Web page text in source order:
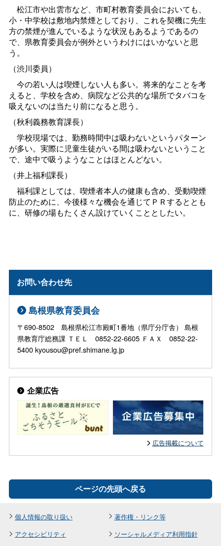
松江市や出雲市など、市町村教育委員会においても、
小・中学校は敷地内禁煙としており、これを契機に先生
方の禁煙が進んでいるような状況もあるようであるの
で、県教育委員会が例外というわけにはいかないと思
う。
（渋川委員）
今の若い人は喫煙しない人も多い。将来的なことを考
えると、学校を含め、病院など公共的な場所でタバコを
吸えないのは当たり前になると思う。
（秋利義務教育課長）
学校現場では、勤務時間中は吸わないというパターン
が多い。実際に児童生徒がいる間は吸わないということ
で、途中で吸うようなことはほとんどない。
（井上福利課長）
福利課としては、喫煙者本人の健康も含め、受動喫煙
防止のために、今後様々な機会を通じてＰＲするととも
に、研修の場もたくさん設けていくこととしたい。
お問い合わせ先
島根県教育委員会
〒690-8502 島根県松江市殿町1番地（県庁分庁舎） 島根
県教育庁総務課 ＴＥＬ 0852-22-6605 ＦＡＸ 0852-22-
5400 kyousou@pref.shimane.lg.jp
企業広告
広告掲載について
ページの先頭へ戻る
個人情報の取り扱い
著作権・リンク等
アクセシビリティ
ソーシャルメディア利用指針